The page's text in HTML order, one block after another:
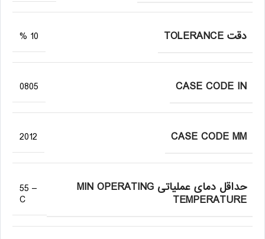
دقت TOLERANCE 10 %
CASE CODE IN
0805
CASE CODE MM
2012
حداقل دمای عملیاتی MIN OPERATING
TEMPERATURE
– 55
C